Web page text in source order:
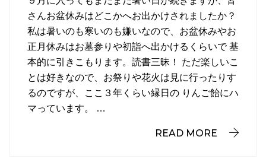
さんお盆休みはどこかへお出かけされましたか？
私は暑いのも寒いのも嫌いなので、お盆休みやお
正月休みはお墓参りや初詣へ出かけるくらいで 基
本的に引きこもります。読書三昧！ ただ楽しいこ
とは好きなので、お祭りや花火は見に行ったりす
るのですが、ここ３年くらい縁日の りんご飴にハ
マっています。 …
READ MORE